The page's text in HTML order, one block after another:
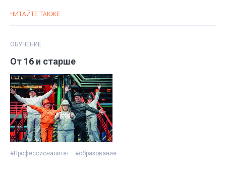
ЧИТАЙТЕ ТАКЖЕ
ОБУЧЕНИЕ
От 16 и старше
#Профессионалитет #образование